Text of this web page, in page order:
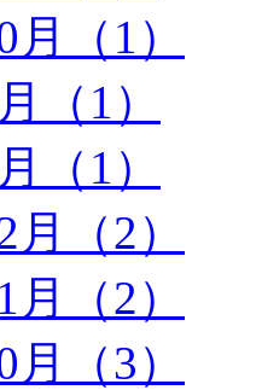
（1）
（1）
（1）
（2）
（2）
（3）